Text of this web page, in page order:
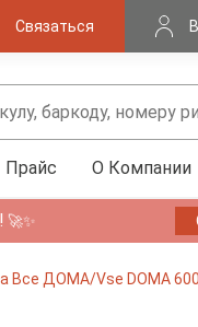
Связаться
Прайс О Компании
🚀✨
Все ДOMA/Vse DOMA